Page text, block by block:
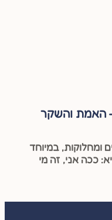
האמת והשקר
ומחלוקות, במיוחד
ככה אני, זה מי